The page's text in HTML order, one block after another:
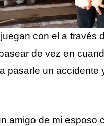
con el a través
de vez en
pasarle un accidente
amigo de mi esposo